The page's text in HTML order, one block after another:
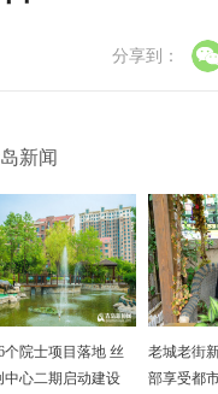
分享到：
新闻
个院士项目落地 丝
中心二期启动建设
老城老街
部享受都